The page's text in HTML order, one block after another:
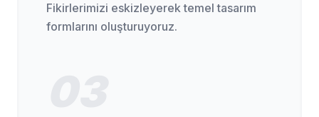
Fikirlerimizi eskizleyerek temel tasarım
formlarını oluşturuyoruz.